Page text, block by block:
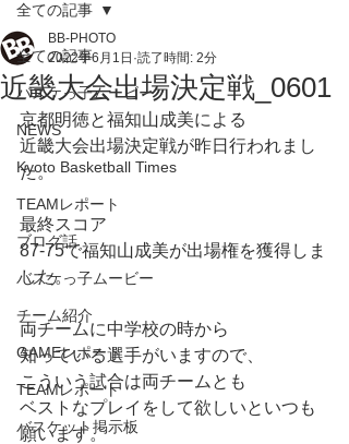
全ての記事
バスケっ子ムービー
NEWS
Kyoto Basketball Times
TEAMレポート
ブログ話
バスケっ子ムービー
チーム紹介
GAMEレポート
TEAMレポート
バスケット掲示板
全ての記事
近畿大会出場決定戦_0601
BB-PHOTO
2022年6月1日 読了時間: 2分
京都明徳と福知山成美による
近畿大会出場決定戦が昨日行われまし
た。
最終スコア
87-75で福知山成美が出場権を獲得しま
した。
両チームに中学校の時から
知っている選手がいますので、
こういう試合は両チームとも
ベストなプレイをして欲しいといつも
願います。